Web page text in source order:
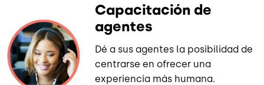
Capacitación de
agentes
Dé a sus agentes la posibilidad de
centrarse en ofrecer una
experiencia más humana.